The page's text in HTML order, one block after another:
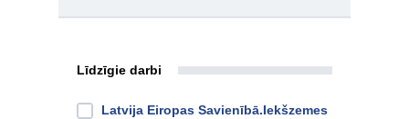
Līdzīgie darbi
Latvija Eiropas Savienībā.Iekšzemes